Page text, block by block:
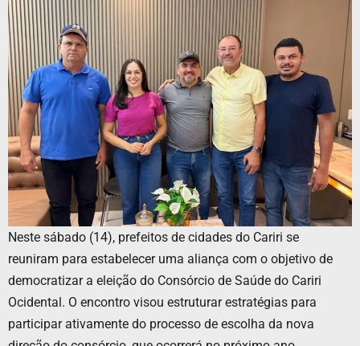
Neste sábado (14), prefeitos de cidades do Cariri se
reuniram para estabelecer uma aliança com o objetivo de
democratizar a eleição do Consórcio de Saúde do Cariri
Ocidental. O encontro visou estruturar estratégias para
participar ativamente do processo de escolha da nova